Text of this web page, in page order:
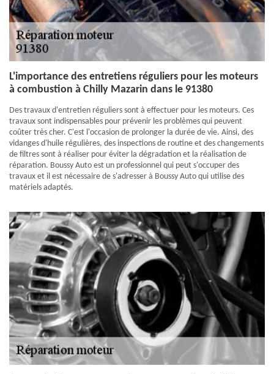
L'importance des entretiens réguliers pour les moteurs
à combustion à Chilly Mazarin dans le 91380
Des travaux d'entretien réguliers sont à effectuer pour les moteurs. Ces
travaux sont indispensables pour prévenir les problèmes qui peuvent
coûter très cher. C'est l'occasion de prolonger la durée de vie. Ainsi, des
vidanges d'huile régulières, des inspections de routine et des changements
de filtres sont à réaliser pour éviter la dégradation et la réalisation de
réparation. Boussy Auto est un professionnel qui peut s'occuper des
travaux et il est nécessaire de s'adresser à Boussy Auto qui utilise des
matériels adaptés.